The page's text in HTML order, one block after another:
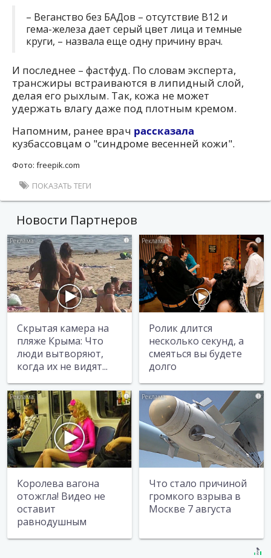
– Веганство без БАДов – отсутствие B12 и
гема-железа дает серый цвет лица и темные
круги, – назвала еще одну причину врач.
И последнее – фастфуд. По словам эксперта,
трансжиры встраиваются в липидный слой,
делая его рыхлым. Так, кожа не может
удержать влагу даже под плотным кремом.
Напомним, ранее врач рассказала
кузбассовцам о "синдроме весенней кожи".
Фото: freepik.com
ПОКАЗАТЬ ТЕГИ
Новости Партнеров
i
Скрытая камера на
пляже Крыма: Что
люди вытворяют,
когда их не видят...
i
Ролик длится
несколько секунд, а
смеяться вы будете
долго
i
Королева вагона
отожгла! Видео не
оставит
равнодушным
i
Что стало причиной
громкого взрыва в
Москве 7 августа